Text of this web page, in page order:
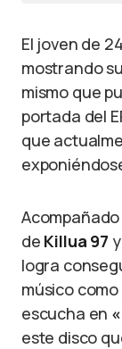
El joven de
mostrando
mismo que
portada del
que
de Killua 97
logra
músico como
escucha en
este disco